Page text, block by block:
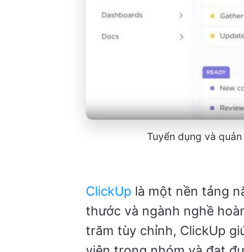
Tuyển dụng và
ClickUp là một nền tảng
thước và ngành nghề
trăm tùy chỉnh, ClickUp